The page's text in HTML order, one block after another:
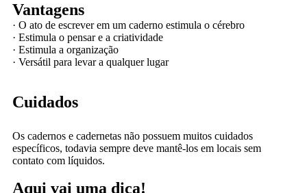
Vantagens
· O ato de escrever em um caderno estimula o cérebro
· Estimula o pensar e a criatividade
· Estimula a organização
· Versátil para levar a qualquer lugar
Cuidados
Os cadernos e cadernetas não possuem muitos cuidados
específicos, todavia sempre deve mantê-los em locais sem
contato com líquidos.
Aqui vai uma dica!